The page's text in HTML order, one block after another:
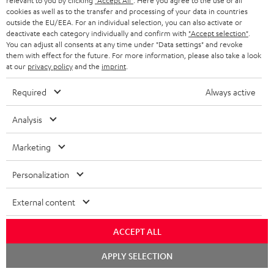
m
V
e
r
a
d
e
n
z
u
G
a
n
i
e
x
i
k
o
a
k
t
d
a
t
n
Teufel Support
Häufige Fragen
Kontakt
Store Finder
Erlebe unsere Produkte hautnah und lass dich
Übersicht
1
Mindesteinkaufswert von 300 EUR. Gültig nur beim Kauf ausgewählter
Produkte bzw. für Bestellungen mit teilnahmeberechtigten Produkten.
Ausgenommen sind Produkte von Drittanbietern (Third-Party-Produkte).
Nicht gültig für bereits getätigte Käufe. Keine Barauszahlung. Nur für
Weiterverkauf von Aktionsgutscheinen ist untersagt. Der Gutschein verliert
AGB
cookies as well as to the transfer and processing of your data in countries
outside the EU/EEA. For an individual selection, you can also activate or
deactivate each category individually and confirm with "Accept selection"
You can adjust all consents at any time under "Data settings" and revoke
them with effect for the future. For more information, please also take a look
at our privacy policyand the imprint
Required Always active
Analysis
Marketing
Personalization
External content
ACCEPT ALL
APPLY SELECTION